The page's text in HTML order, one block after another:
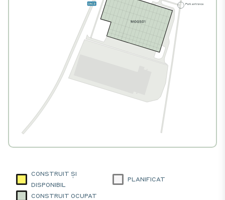
CONSTRUIT ȘI
DISPONIBIL
PLANIFICAT
CONSTRUIT OCUPAT